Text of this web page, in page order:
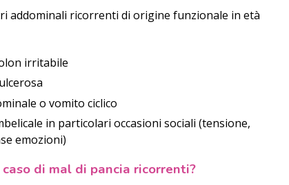
addominali ricorrenti di origine funzionale in età
irritabile
o vomito ciclico
in particolari occasioni sociali (tensione,
emozioni)
di mal di pancia ricorrenti?